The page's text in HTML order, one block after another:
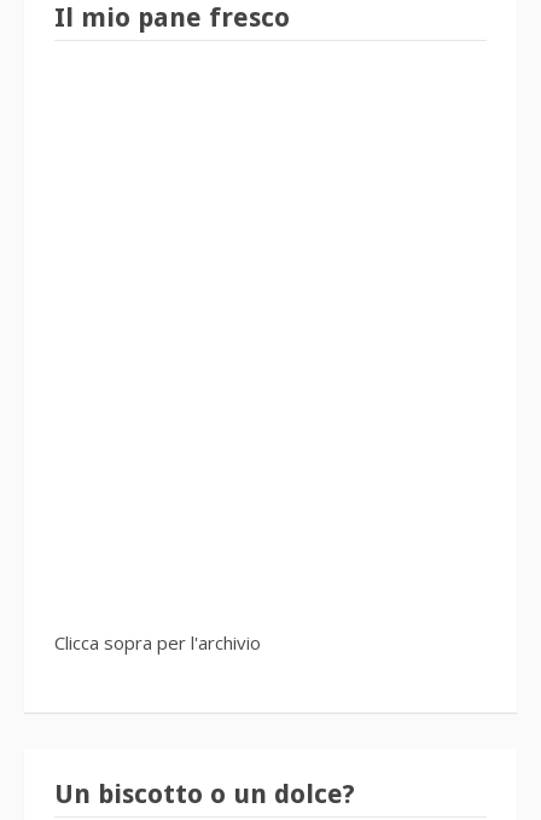
Il mio pane fresco
Clicca sopra per l'archivio
Un biscotto o un dolce?